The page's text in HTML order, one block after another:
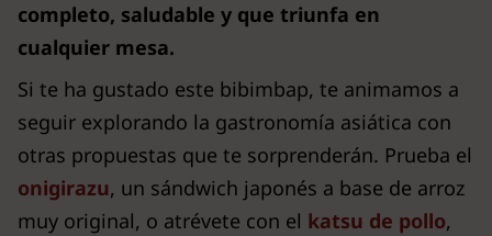
completo, saludable y que triunfa en
cualquier mesa.
Si te ha gustado este bibimbap, te animamos a
seguir explorando la gastronomía asiática con
otras propuestas que te sorprenderán. Prueba el
onigirazu, un sándwich japonés a base de arroz
muy original, o atrévete con el katsu de pollo,